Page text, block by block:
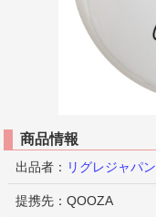
商品情報
出品者： リグレジャパン
提携先：QOOZA